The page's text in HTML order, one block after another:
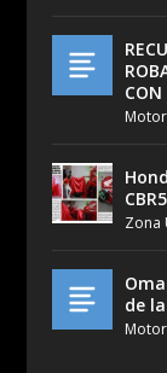
CON
Zona
de